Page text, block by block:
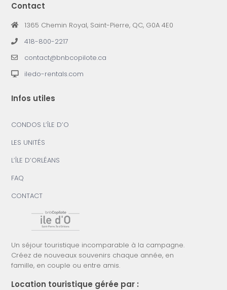
Contact
1365 Chemin Royal, Saint-Pierre, QC, G0A 4E0
418-800-2217
contact@bnbcopilote.ca
iledo-rentals.com
Infos utiles
CONDOS L’ÎLE D’O
LES UNITÉS
L’ÎLE D’ORLÉANS
FAQ
CONTACT
Un séjour touristique incomparable à la campagne.
Créez de nouveaux souvenirs chaque année, en
famille, en couple ou entre amis.
Location touristique gérée par :